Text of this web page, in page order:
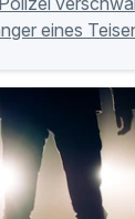
eines